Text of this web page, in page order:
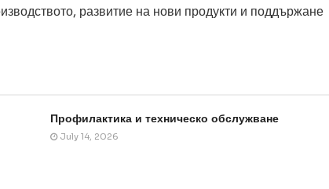
развитие на нови продукти и поддържане
Профилактика и техническо обслужване
July 14, 2026